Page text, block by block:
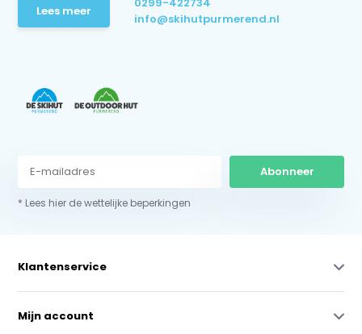
Lees meer
0299-422734
info@skihutpurmerend.nl
Abonneer
* Lees hier de wettelijke beperkingen
Klantenservice
Mijn account